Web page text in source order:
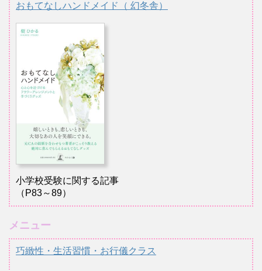
おもてなしハンドメイド（ 幻冬舎）
小学校受験に関する記事
（P83～89）
メニュー
巧緻性・生活習慣・お行儀クラス